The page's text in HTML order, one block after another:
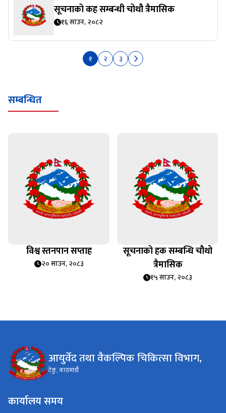
सूचनाको कह सम्बन्धी चोथौ त्रैमासिक
१६ साउन, २०८२
१ २ ३
सम्बन्धित
विश्व स्तनपान सप्ताह
२० साउन, २०८३
सूचनाको हक सम्बन्धि चौथो
त्रैमासिक
१५ साउन, २०८३
आयुर्वेद तथा वैकल्पिक चिकित्सा विभाग,
टेकु, काठमाडौं
कार्यालय समय